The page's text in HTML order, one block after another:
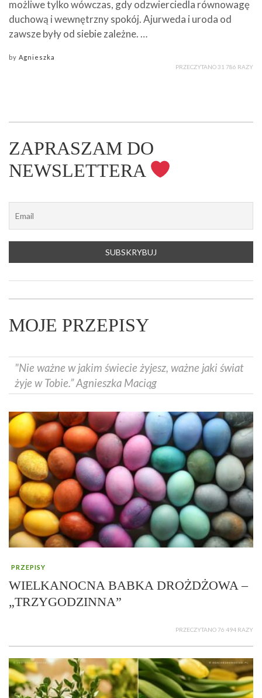
możliwe tylko wówczas, gdy odzwierciedla równowagę
duchową i wewnętrzny spokój. Ajurweda i uroda od
zawsze były od siebie zależne. …
by Agnieszka
PRZECZYTANO 31 786 RAZY
ZAPRASZAM DO
NEWSLETTERA
MOJE PRZEPISY
"Nie ważne w jakim świecie żyjesz, ważne jaki świat
żyje w Tobie.” Agnieszka Maciąg
PRZEPISY
WIELKANOCNA BABKA DROŻDŻOWA –
„TRZYGODZINNA”
PRZECZYTANO 76 494 RAZY